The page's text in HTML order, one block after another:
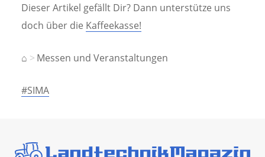
Dieser Artikel gefällt Dir? Dann unterstütze uns
doch über die Kaffeekasse!
⌂ Messen und Veranstaltungen
#SIMA